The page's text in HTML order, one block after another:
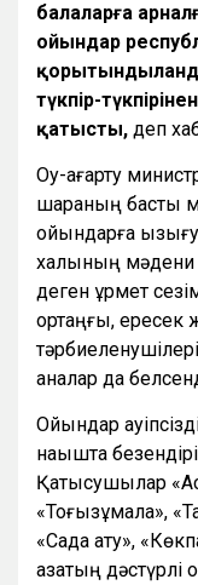
балаларға
ойындар
түкпір-
қатысты, деп
Оқу-ағарту
шараның басты
ойындарға
халқының
деген құрмет
ортаңғы, ересек
аналар да
Ойындар
нақышта
Қатысушылар
«Тоғызқұмалақ»,
«Садақ ату»,
қазақтың